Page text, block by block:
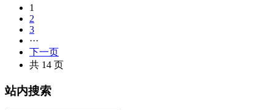
1
2
3
···
下一页
共 14 页
站内搜索